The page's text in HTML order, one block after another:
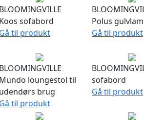
BLOOMINGVILLE
Koos sofabord
Gå til produkt
Polus
Gå til produkt
BLOOMINGVILLE
Mundo loungestol til
udendørs brug
Gå til produkt
sofabord
Gå til produkt